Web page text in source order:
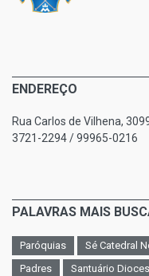
ENDEREÇO
Rua Carlos de Vilhena,
3721-2294 / 99965-0216
PALAVRAS MAIS
Paróquias
Sé Catedral
Padres
Santuário